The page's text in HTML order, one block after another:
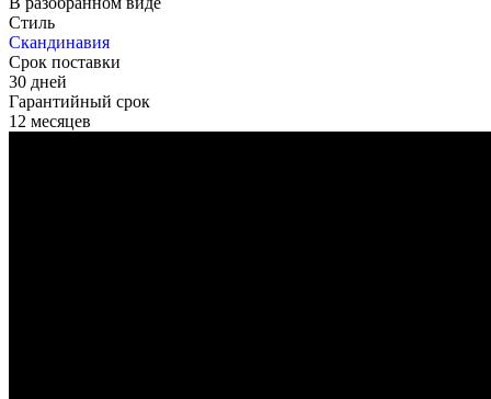
Стиль
Скандинавия
Срок поставки
30 дней
Гарантийный срок
12 месяцев